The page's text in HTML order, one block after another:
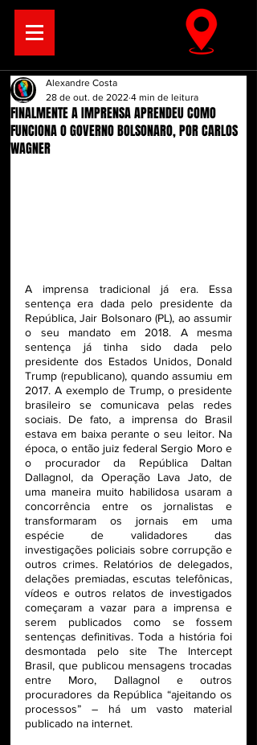
FINALMENTE A IMPRENSA APRENDEU COMO
FUNCIONA O GOVERNO BOLSONARO, POR CARLOS
WAGNER
Alexandre Costa
28 de out. de 2022 4 min de leitura
A imprensa tradicional já era. Essa
sentença era dada pelo presidente da
República, Jair Bolsonaro (PL), ao assumir
o seu mandato em 2018. A mesma
sentença já tinha sido dada pelo
presidente dos Estados Unidos, Donald
Trump (republicano), quando assumiu em
2017. A exemplo de Trump, o presidente
brasileiro se comunicava pelas redes
sociais. De fato, a imprensa do Brasil
estava em baixa perante o seu leitor. Na
época, o então juiz federal Sergio Moro e
o procurador da República Daltan
Dallagnol, da Operação Lava Jato, de
uma maneira muito habilidosa usaram a
concorrência entre os jornalistas e
transformaram os jornais em uma
espécie de validadores das
investigações policiais sobre corrupção e
outros crimes. Relatórios de delegados,
delações premiadas, escutas telefônicas,
vídeos e outros relatos de investigados
começaram a vazar para a imprensa e
serem publicados como se fossem
sentenças definitivas. Toda a história foi
desmontada pelo site The Intercept
Brasil, que publicou mensagens trocadas
entre Moro, Dallagnol e outros
procuradores da República “ajeitando os
processos” – há um vasto material
publicado na internet.